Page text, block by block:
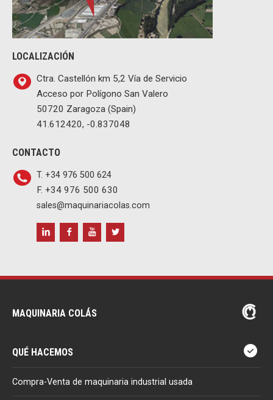
LOCALIZACIÓN
Ctra. Castellón km 5,2 Vía de Servicio
Acceso por Polígono San Valero
50720 Zaragoza (Spain)
41.612420, -0.837048
CONTACTO
T. +34 976 500 624
F. +34 976 500 630
sales@maquinariacolas.com
MAQUINARIA COLÁS
QUÉ HACEMOS
Compra-Venta de maquinaria industrial usada